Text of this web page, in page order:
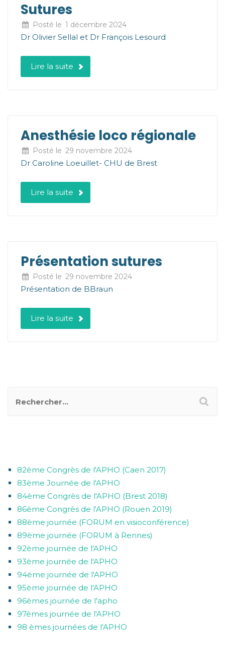
Sutures
Posté le 1 décembre 2024
Dr Olivier Sellal et Dr François Lesourd
Lire la suite
Anesthésie loco régionale
Posté le 29 novembre 2024
Dr Caroline Loeuillet- CHU de Brest
Lire la suite
Présentation sutures
Posté le 29 novembre 2024
Présentation de BBraun
Lire la suite
82ème Congrès de l'APHO (Caen 2017)
83ème Journée de l'APHO
84ème Congrès de l'APHO (Brest 2018)
86ème Congrès de l'APHO (Rouen 2019)
88ème journée (FORUM en visioconférence)
89ème journée (FORUM à Rennes)
92ème journée de l'APHO
93ème journée de l'APHO
94ème journée de l'APHO
95ème journée de l'APHO
96èmes journée de l'apho
97èmes journée de l'APHO
98 èmes journées de l'APHO